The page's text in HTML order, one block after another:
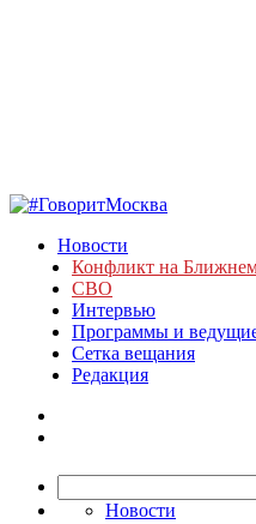
Новости
Конфликт на
СВО
Интервью
Программы и
Сетка вещания
Редакция
Новости